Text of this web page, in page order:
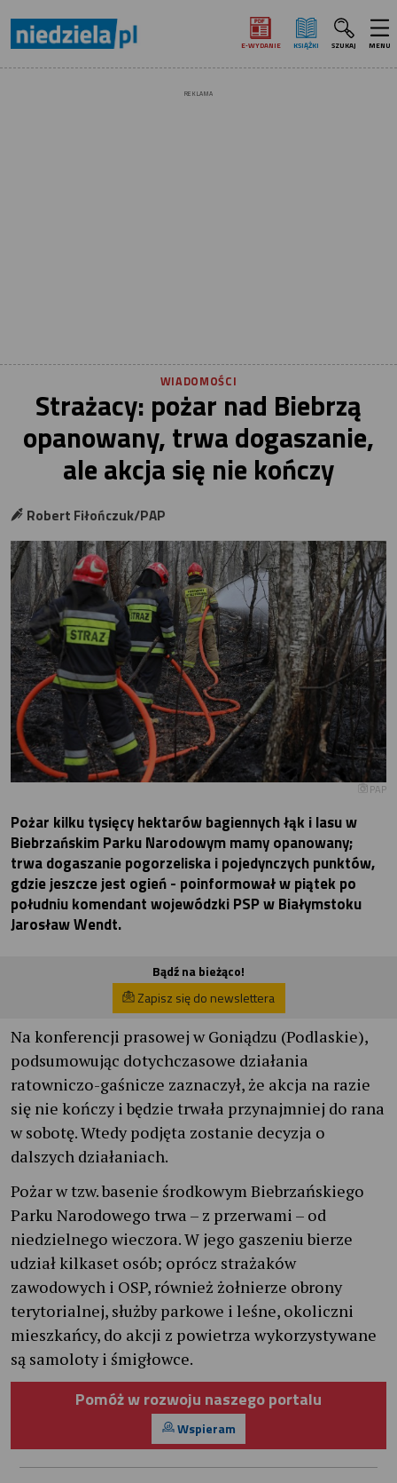
E‑WYDANIE KSIĄŻKI SZUKAJ MENU
REKLAMA
WIADOMOŚCI
Strażacy: pożar nad Biebrzą
opanowany, trwa dogaszanie,
ale akcja się nie kończy
Robert Fiłończuk/PAP
PAP
Pożar kilku tysięcy hektarów bagiennych łąk i lasu w
Biebrzańskim Parku Narodowym mamy opanowany;
trwa dogaszanie pogorzeliska i pojedynczych punktów,
gdzie jeszcze jest ogień - poinformował w piątek po
południu komendant wojewódzki PSP w Białymstoku
Jarosław Wendt.
Bądź na bieżąco!
Zapisz się do newslettera
Na konferencji prasowej w Goniądzu (Podlaskie),
podsumowując dotychczasowe działania
ratowniczo-gaśnicze zaznaczył, że akcja na razie
się nie kończy i będzie trwała przynajmniej do rana
w sobotę. Wtedy podjęta zostanie decyzja o
dalszych działaniach.
Pożar w tzw. basenie środkowym Biebrzańskiego
Parku Narodowego trwa – z przerwami – od
niedzielnego wieczora. W jego gaszeniu bierze
udział kilkaset osób; oprócz strażaków
zawodowych i OSP, również żołnierze obrony
terytorialnej, służby parkowe i leśne, okoliczni
mieszkańcy, do akcji z powietrza wykorzystywane
są samoloty i śmigłowce.
Pomóż w rozwoju naszego portalu
Wspieram